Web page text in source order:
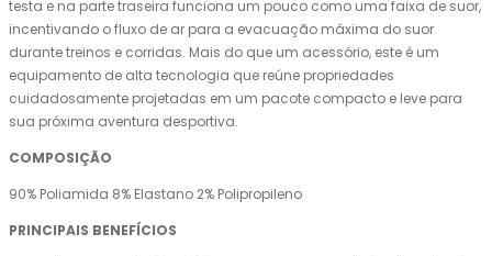
testa e na parte traseira funciona um pouco como uma faixa de suor,
incentivando o fluxo de ar para a evacuação máxima do suor
durante treinos e corridas. Mais do que um acessório, este é um
equipamento de alta tecnologia que reúne propriedades
cuidadosamente projetadas em um pacote compacto e leve para
sua próxima aventura desportiva.
COMPOSIÇÃO
90% Poliamida 8% Elastano 2% Polipropileno
PRINCIPAIS BENEFÍCIOS